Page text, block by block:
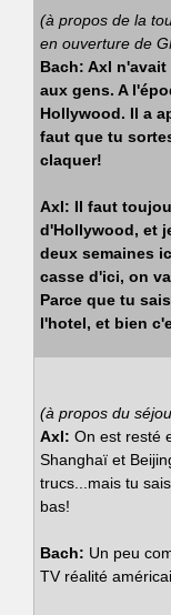
(à propos de la
en ouverture de
Bach: Axl
aux gens. A
Hollywood. Il a
faut que tu
claquer!
Axl: Il faut
d'Hollywood, et
deux semaines
casse d'ici, on
Parce que tu
l'hotel, et bien
(à propos du
Axl:On est resté
Shanghaï et
trucs...mais tu
bas!
Bach: Un peu
TV réalité